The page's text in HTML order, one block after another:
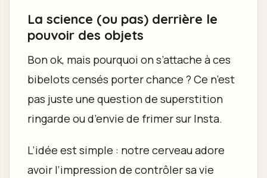
La science (ou pas) derrière le
pouvoir des objets
Bon ok, mais pourquoi on s’attache à ces
bibelots censés porter chance ? Ce n’est
pas juste une question de superstition
ringarde ou d’envie de frimer sur Insta.
L’idée est simple : notre cerveau adore
avoir l’impression de contrôler sa vie